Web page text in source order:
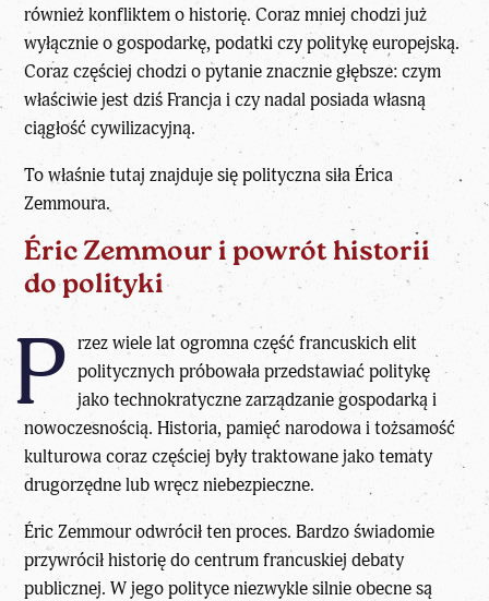
również konfliktem o historię. Coraz mniej chodzi już
wyłącznie o gospodarkę, podatki czy politykę europejską.
Coraz częściej chodzi o pytanie znacznie głębsze: czym
właściwie jest dziś Francja i czy nadal posiada własną
ciągłość cywilizacyjną.
To właśnie tutaj znajduje siępolityczna siła Érica
Zemmoura.
Éric Zemmour i powrót historii
do polityki
P rzez wiele lat ogromna część francuskich elit
politycznych próbowała przedstawiać politykę
jako technokratyczne zarządzanie gospodarką i
nowoczesnością. Historia, pamięć narodowa i tożsamość
kulturowa coraz częściej były traktowane jako tematy
drugorzędne lub wręcz niebezpieczne.
Éric Zemmourodwrócił ten proces. Bardzo świadomie
przywrócił historię do centrum francuskiej debaty
publicznej. W jego polityce niezwykle silnie obecne są